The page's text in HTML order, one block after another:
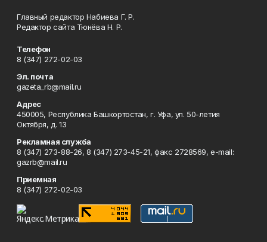
Главный редактор Набиева Г. Р.
Редактор сайта Тюнёва Н. Р.
Телефон
8 (347) 272-02-03
Эл. почта
gazeta_rb@mail.ru
Адрес
450005, Республика Башкортостан, г. Уфа, ул. 50-летия
Октября, д. 13
Рекламная служба
8 (347) 273-88-26, 8 (347) 273-45-21, факс 2728569, e-mail:
gazrb@mail.ru
Приемная
8 (347) 272-02-03